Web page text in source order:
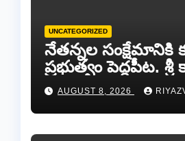
UNCATEGORIZED
నేతన్నల సంక్షేమానికి
ప్రభుత్వం పెద్దపీట.
ఎమ్మెల్యే బొజ్జల వెంకట
AUGUST 8, 2026